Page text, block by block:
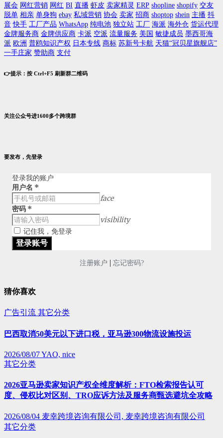
展会 网红营销 网红 BI 直播 虾皮 卖家精灵 ERP shopline shopify 交友
脱单 相亲 单身狗 ebay 私域营销 协会 卖家 招商 shoptop shein 主播 抖
音 快手 工厂产品 WhatsApp 纯电池 独立站 工厂 海派 海外仓 货运代理
金牌服务商 金牌供应商 卡派 空派 流量服务 美国 敏捷成员 墨西哥海
派 欧洲 普鸥知识产权 日本专线 商标 苏新号卡航 天猫“冠贝星旗舰店”
一手庄家 赞助商 支付
👉提示：按 Ctrl+F5 刷新群二维码
关注公众号进1600多个跨境群
要发布，先登录
登录我的账户
用户名 *
face
密码 *
visibility
记住我，免登录
注册账户 | 忘记密码?
猜你喜欢
广告引流 其它分类
巴西取消50美元以下进口税，亚马逊300物流设施投运
2026/08/07YAO, nice
其它分类
2026亚马逊卖家知识产权全维度解析：FTO检索报告认可
度、侵权比对区别、TRO应诉方法及服务商甄选避坑全攻略
2026/08/04 麦幸跨境咨询有限公司, 麦幸跨境咨询有限公司
其它分类